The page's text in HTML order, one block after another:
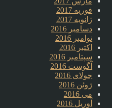
فوریه 2017
ژانویه 2017
دسامبر 2016
نوامبر 2016
اکتبر 2016
سپتامبر 2016
آگوست 2016
جولای 2016
ژوئن 2016
می 2016
آوریل 2016